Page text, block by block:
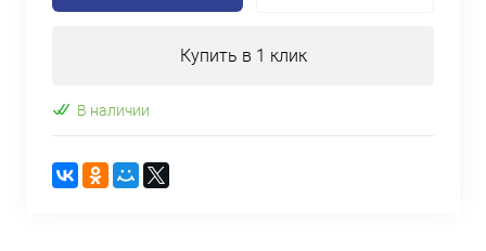
Купить в 1 клик
В наличии